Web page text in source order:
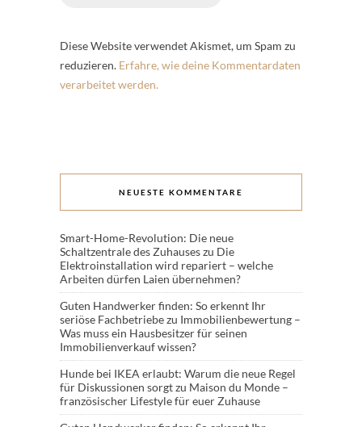
Diese Website verwendet Akismet, um Spam zu
reduzieren. Erfahre, wie deine Kommentardaten
verarbeitet werden.
NEUESTE KOMMENTARE
Smart-Home-Revolution: Die neue
Schaltzentrale des Zuhauseszu Die
Elektroinstallation wird repariert – welche
Arbeiten dürfen Laien übernehmen?
Guten Handwerker finden: So erkennt Ihr
seriöse Fachbetriebezu Immobilienbewertung –
Was muss ein Hausbesitzer für seinen
Immobilienverkauf wissen?
Hunde bei IKEA erlaubt: Warum die neue Regel
für Diskussionen sorgtzu Maison du Monde –
französischer Lifestyle für euer Zuhause